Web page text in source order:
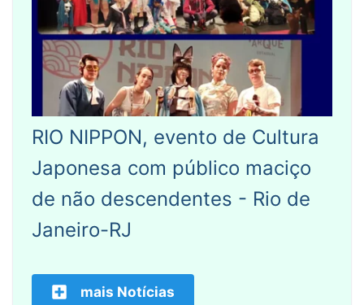
RIO NIPPON, evento de Cultura
Japonesa com público maciço
de não descendentes - Rio de
Janeiro-RJ
mais Notícias